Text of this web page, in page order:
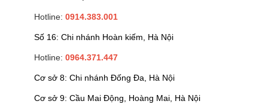
Hotline: 0914.383.001
Số 16: Chi nhánh Hoàn kiếm, Hà Nội
Hotline: 0964.371.447
Cơ sở 8: Chi nhánh Đống Đa, Hà Nội
Cơ sở 9: Cầu Mai Động, Hoàng Mai, Hà Nội